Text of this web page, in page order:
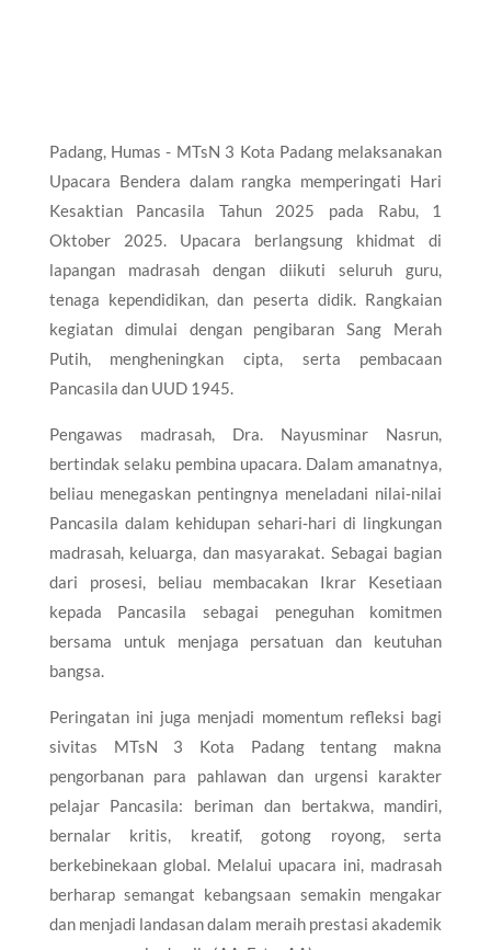
Padang, Humas - MTsN 3 Kota Padang melaksanakan
Upacara Bendera dalam rangka memperingati Hari
Kesaktian Pancasila Tahun 2025 pada Rabu, 1
Oktober 2025. Upacara berlangsung khidmat di
lapangan madrasah dengan diikuti seluruh guru,
tenaga kependidikan, dan peserta didik. Rangkaian
kegiatan dimulai dengan pengibaran Sang Merah
Putih, mengheningkan cipta, serta pembacaan
Pancasila dan UUD 1945.
Pengawas madrasah, Dra. Nayusminar Nasrun,
bertindak selaku pembina upacara. Dalam amanatnya,
beliau menegaskan pentingnya meneladani nilai‐nilai
Pancasila dalam kehidupan sehari‐hari di lingkungan
madrasah, keluarga, dan masyarakat. Sebagai bagian
dari prosesi, beliau membacakan Ikrar Kesetiaan
kepada Pancasila sebagai peneguhan komitmen
bersama untuk menjaga persatuan dan keutuhan
bangsa.
Peringatan ini juga menjadi momentum refleksi bagi
sivitas MTsN 3 Kota Padang tentang makna
pengorbanan para pahlawan dan urgensi karakter
pelajar Pancasila: beriman dan bertakwa, mandiri,
bernalar kritis, kreatif, gotong royong, serta
berkebinekaan global. Melalui upacara ini, madrasah
berharap semangat kebangsaan semakin mengakar
dan menjadi landasan dalam meraih prestasi akademik